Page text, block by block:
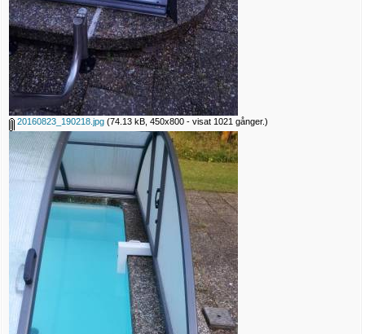
20160823_190218.jpg (74.13 kB, 450x800 - visat 1021 gånger.)